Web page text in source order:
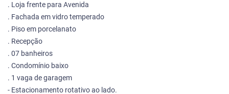
. Loja frente para Avenida
. Fachada em vidro temperado
. Piso em porcelanato
. Recepção
. 07 banheiros
. Condomínio baixo
. 1 vaga de garagem
- Estacionamento rotativo ao lado.